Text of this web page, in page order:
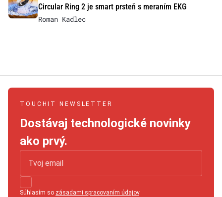
Circular Ring 2 je smart prsteň s meraním EKG
Roman Kadlec
TOUCHIT NEWSLETTER
Dostávaj technologické novinky
ako prvý.
Súhlasím so zásadami spracovaním údajov.